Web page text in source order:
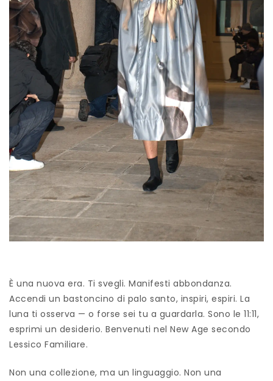
È una nuova era. Ti svegli. Manifesti abbondanza.
Accendi un bastoncino di palo santo, inspiri, espiri. La
luna ti osserva — o forse sei tu a guardarla. Sono le 11:11,
esprimi un desiderio. Benvenuti nel New Age secondo
Lessico Familiare.
Non una collezione, ma un linguaggio. Non una